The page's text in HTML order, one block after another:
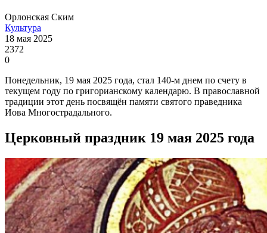
Орлонская Ским
Культура
18 мая 2025
2372
0
Понедельник, 19 мая 2025 года, стал 140-м днем по счету в
текущем году по григорианскому календарю. В православной
традиции этот день посвящён памяти святого праведника
Иова Многострадального.
Церковный праздник 19 мая 2025 года